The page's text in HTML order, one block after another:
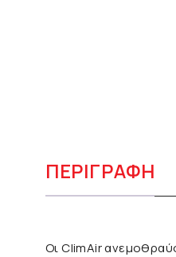
ΠΕΡΙΓΡΑΦΉ
Οι ClimAir